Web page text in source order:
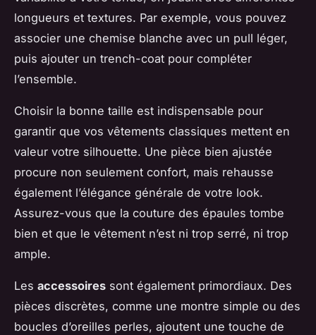
longueurs et textures. Par exemple, vous pouvez
associer une chemise blanche avec un pull léger,
puis ajouter un trench-coat pour compléter
l’ensemble.
Choisir la bonne taille est indispensable pour
garantir que vos vêtements classiques mettent en
valeur votre silhouette. Une pièce bien ajustée
procure non seulement confort, mais rehausse
également l’élégance générale de votre look.
Assurez-vous que la couture des épaules tombe
bien et que le vêtement n’est ni trop serré, ni trop
ample.
Les accessoires sont également primordiaux. Des
pièces discrètes, comme une montre simple ou des
boucles d’oreilles perles, ajoutent une touche de